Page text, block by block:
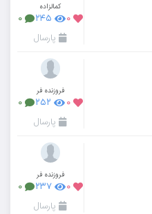
کمالزاده
۰ ۲۴۵ ۰
پارسال
فروزنده فر
۰ ۲۵۲ ۰
پارسال
فروزنده فر
۰ ۲۳۷ ۰
پارسال